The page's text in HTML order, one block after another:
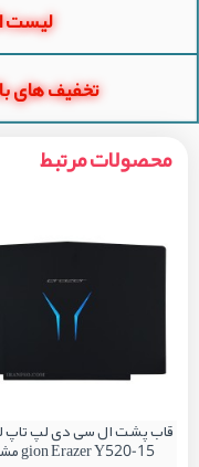
لیست
تخفیف های بالای 50 درصد
محصولات مرتبط
gion Erazer Y520-15 مشکی